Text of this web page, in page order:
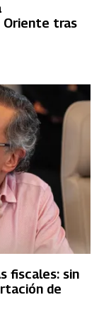
Oriente tras
fiscales: sin
de